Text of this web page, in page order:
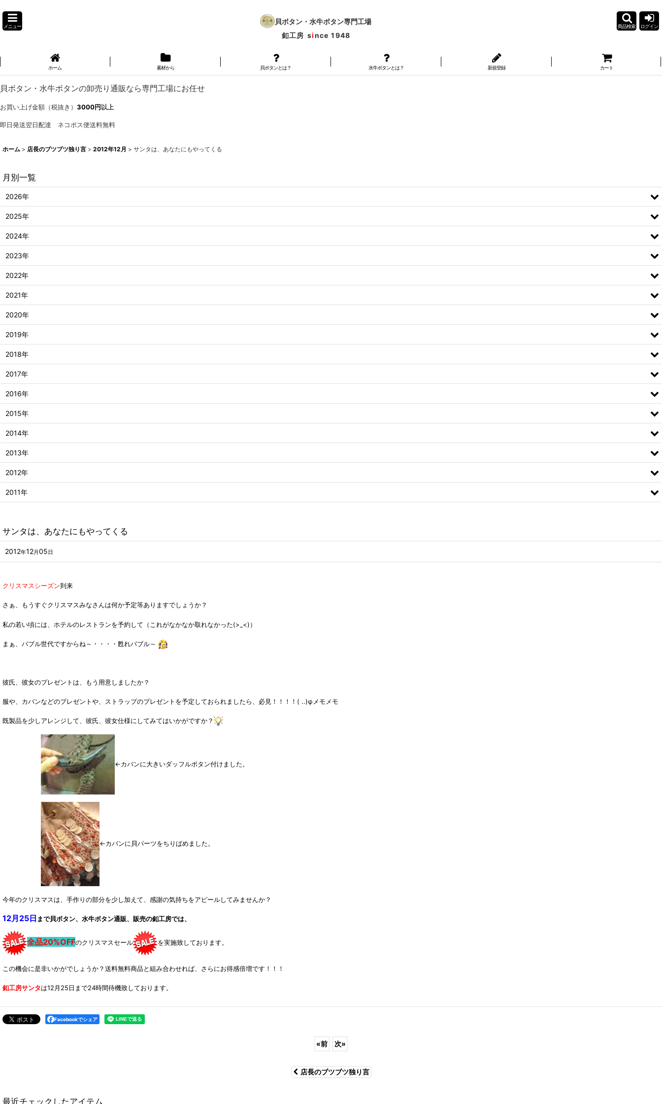
メニュー
貝ボタン・水牛ボタン専門工場
釦工房 since 1948
商品検索 ログイン
ホーム 素材から 貝ボタンとは？ 水牛ボタンとは？ 新規登録 カート
貝ボタン・水牛ボタンの卸売り通販なら専門工場にお任せ
お買い上げ金額（税抜き） 3000円以上
即日発送翌日配達 ネコポス便送料無料
ホーム > 店長のブツブツ独り言 > 2012年12月 > サンタは、あなたにもやってくる
サンタは、あなたにもやってくる
2012年12月 05 日
クリスマスシーズン到来
さぁ、もうすぐクリスマスみなさんは何か予定等ありますでしょうか？
私の若い頃には、ホテルのレストランを予約して（これがなかなか取れなかった(>_<)）
まぁ、バブル世代ですからね～・・・・甦れバブル～
彼氏、彼女のプレゼントは、もう用意しましたか？
服や、カバンなどのプレゼントや、ストラップのプレゼントを予定しておられましたら、必見！！！！( ..)φメモメモ
既製品を少しアレンジして、彼氏、彼女仕様にしてみてはいかがですか？
←カバンに大きいダッフルボタン付けました。
←カバンに貝パーツをちりばめました。
今年のクリスマスは、手作りの部分を少し加えて、感謝の気持ちをアピールしてみませんか？
12月25日 まで貝ボタン、水牛ボタン通販、販売の釦工房では、
全品20%OFFのクリスマスセール を実施致しております。
この機会に是非いかがでしょうか？送料無料商品と組み合わせれば、さらにお得感倍増です！！！
釦工房サンタは12月25日まで24時間待機致しております。
Facebookでシェア
«前 次»
店長のブツブツ独り言
月別一覧
2026年
2025年
2024年
2023年
2022年
2021年
2020年
2019年
2018年
2017年
2016年
2015年
2014年
2013年
2012年
2011年
最近チェックしたアイテム